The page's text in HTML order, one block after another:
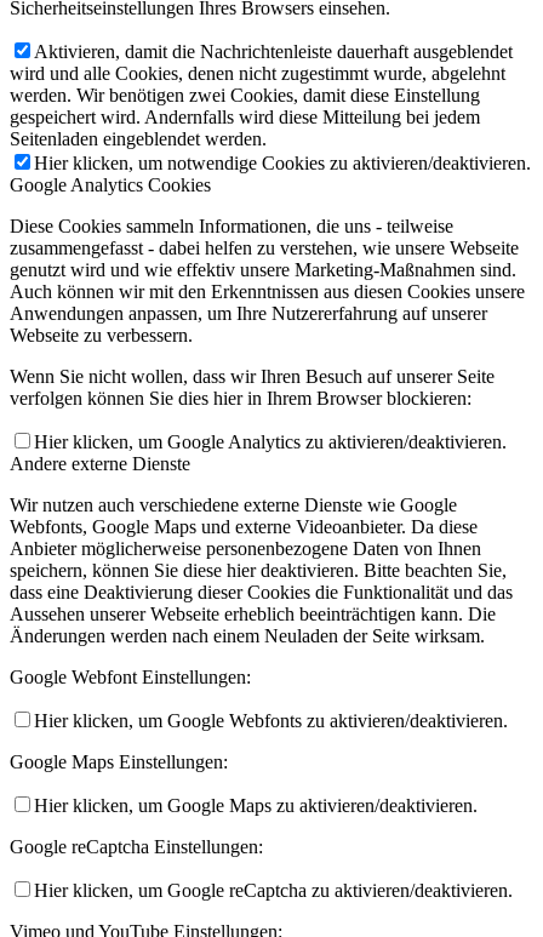
Sicherheitseinstellungen Ihres Browsers einsehen.
Aktivieren, damit die Nachrichtenleiste dauerhaft ausgeblendet
wird und alle Cookies, denen nicht zugestimmt wurde, abgelehnt
werden. Wir benötigen zwei Cookies, damit diese Einstellung
gespeichert wird. Andernfalls wird diese Mitteilung bei jedem
Seitenladen eingeblendet werden.
Hier klicken, um notwendige Cookies zu aktivieren/deaktivieren.
Google Analytics Cookies
Diese Cookies sammeln Informationen, die uns - teilweise
zusammengefasst - dabei helfen zu verstehen, wie unsere Webseite
genutzt wird und wie effektiv unsere Marketing-Maßnahmen sind.
Auch können wir mit den Erkenntnissen aus diesen Cookies unsere
Anwendungen anpassen, um Ihre Nutzererfahrung auf unserer
Webseite zu verbessern.
Wenn Sie nicht wollen, dass wir Ihren Besuch auf unserer Seite
verfolgen können Sie dies hier in Ihrem Browser blockieren:
Hier klicken, um Google Analytics zu aktivieren/deaktivieren.
Andere externe Dienste
Wir nutzen auch verschiedene externe Dienste wie Google
Webfonts, Google Maps und externe Videoanbieter. Da diese
Anbieter möglicherweise personenbezogene Daten von Ihnen
speichern, können Sie diese hier deaktivieren. Bitte beachten Sie,
dass eine Deaktivierung dieser Cookies die Funktionalität und das
Aussehen unserer Webseite erheblich beeinträchtigen kann. Die
Änderungen werden nach einem Neuladen der Seite wirksam.
Google Webfont Einstellungen:
Hier klicken, um Google Webfonts zu aktivieren/deaktivieren.
Google Maps Einstellungen:
Hier klicken, um Google Maps zu aktivieren/deaktivieren.
Google reCaptcha Einstellungen:
Hier klicken, um Google reCaptcha zu aktivieren/deaktivieren.
Vimeo und YouTube Einstellungen: